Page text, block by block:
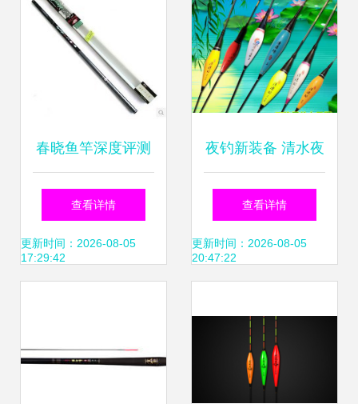
春晓鱼竿深度评测
性价比之王的东方
美学渔具体验
查看详情
更新时间：2026-08-05
17:29:42
夜钓新装备 清水夜
光电子浮漂全面解
读
查看详情
更新时间：2026-08-05
20:47:22